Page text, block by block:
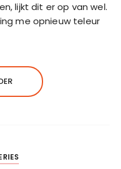
lijkt dit er op van wel.
me opnieuw teleur